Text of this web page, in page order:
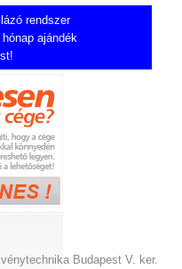
rendszer
ajándék
Budapest V. ker.